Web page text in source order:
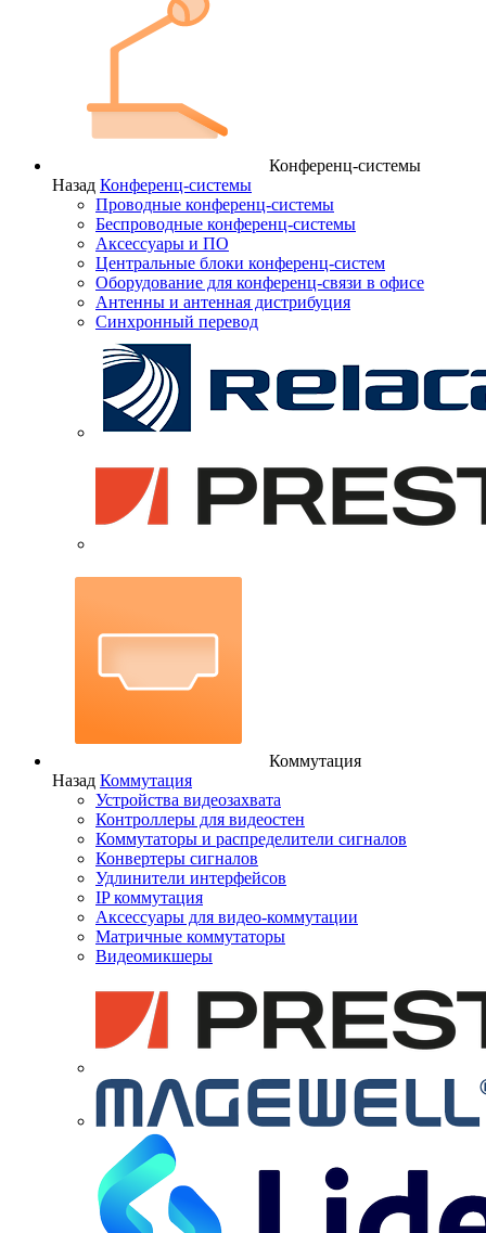
Конференц-системы
Назад Конференц-системы
Проводные конференц-системы
Беспроводные конференц-системы
Аксессуары и ПО
Центральные блоки конференц-систем
Оборудование для конференц-связи в офисе
Антенны и антенная дистрибуция
Синхронный перевод
Коммутация
Назад Коммутация
Устройства видеозахвата
Контроллеры для видеостен
Коммутаторы и распределители сигналов
Конвертеры сигналов
Удлинители интерфейсов
IP коммутация
Аксессуары для видео-коммутации
Матричные коммутаторы
Видеомикшеры